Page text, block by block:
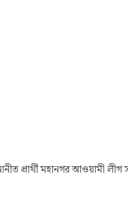
প্রার্থী মহানগর আওয়ামী